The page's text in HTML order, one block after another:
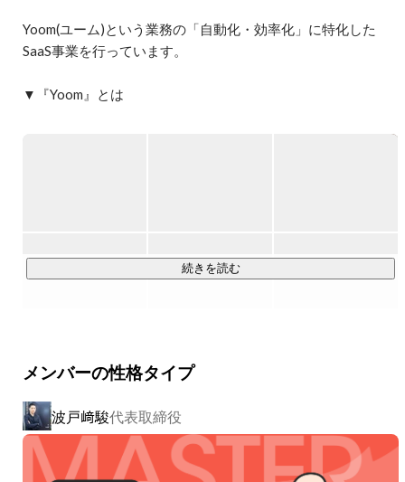
Yoom(ユーム)という業務の「自動化・効率化」に特化した
SaaS事業を行っています。
▼『Yoom』とは
ロント業務から、人事・労務・経理といったバックオフィス
ルにサービスを展開し、世界中で退屈な仕事から人々に時間
を取り戻すことを目指しています。
https://x.gd/sAt7Y
続きを読む
メンバーの性格タイプ
波戸﨑駿代表取締役